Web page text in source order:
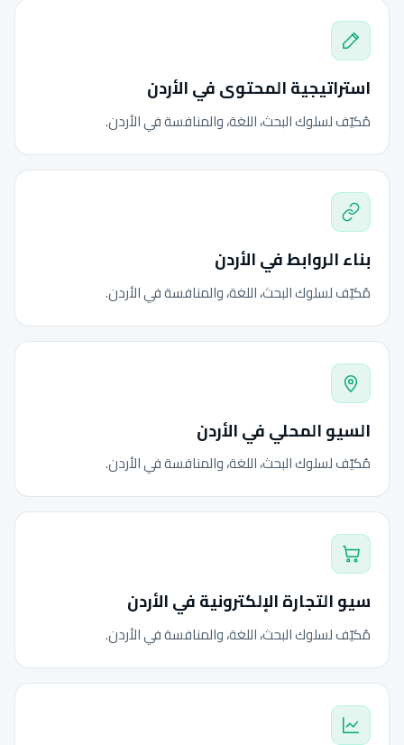
استراتيجية المحتوى في الأردن
مُكيّف لسلوك البحث، اللغة، والمنافسة في الأردن.
بناء الروابط في الأردن
مُكيّف لسلوك البحث، اللغة، والمنافسة في الأردن.
السيو المحلي في الأردن
مُكيّف لسلوك البحث، اللغة، والمنافسة في الأردن.
سيو التجارة الإلكترونية في الأردن
مُكيّف لسلوك البحث، اللغة، والمنافسة في الأردن.